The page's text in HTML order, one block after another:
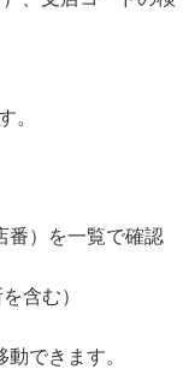
。
番）を一覧で確認
含む）
できます。